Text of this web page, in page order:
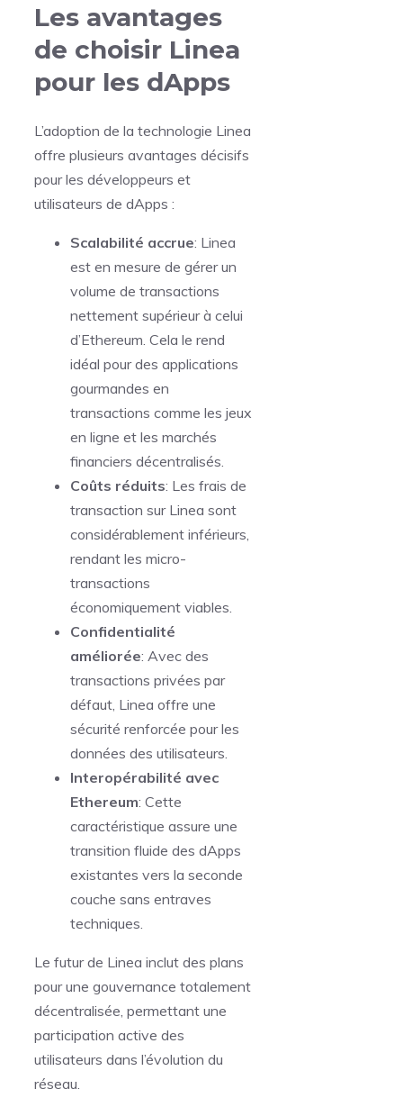
Les avantages
de choisir Linea
pour les dApps
L’adoption de la technologie Linea
offre plusieurs avantages décisifs
pour les développeurs et
utilisateurs de dApps :
Scalabilité accrue: Linea
est en mesure de gérer un
volume de transactions
nettement supérieur à celui
d’Ethereum. Cela le rend
idéal pour des applications
gourmandes en
transactions comme les jeux
en ligne et les marchés
financiers décentralisés.
Coûts réduits: Les frais de
transaction sur Linea sont
considérablement inférieurs,
rendant les micro-
transactions
économiquement viables.
Confidentialité
améliorée: Avec des
transactions privées par
défaut, Linea offre une
sécurité renforcée pour les
données des utilisateurs.
Interopérabilité avec
Ethereum: Cette
caractéristique assure une
transition fluide des dApps
existantes vers la seconde
couche sans entraves
techniques.
Le futur de Linea inclut des plans
pour une gouvernance totalement
décentralisée, permettant une
participation active des
utilisateurs dans l’évolution du
réseau.